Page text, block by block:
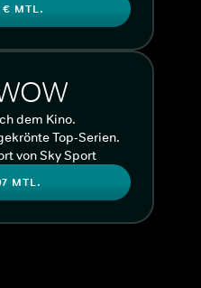
MTL.
dem Kino.
Top-Serien.
von Sky Sport
MTL.